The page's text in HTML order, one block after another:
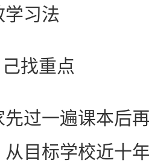
习法
找重点
一遍课本后再
目标学校近十